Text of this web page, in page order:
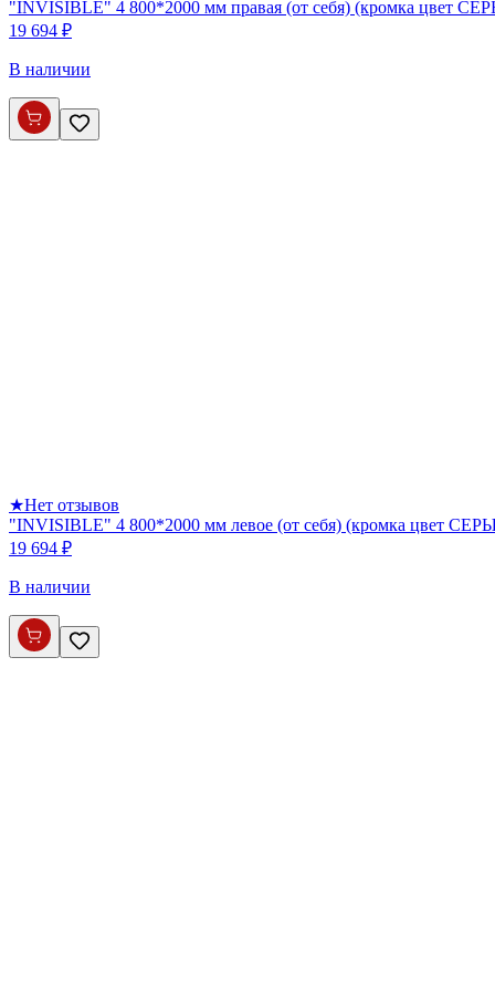
"INVISIBLE" 4 800*2000 мм правая (от себя) (кромка цвет
19 694 ₽
В наличии
★Нет отзывов
"INVISIBLE" 4 800*2000 мм левое (от себя) (кромка цвет
19 694 ₽
В наличии